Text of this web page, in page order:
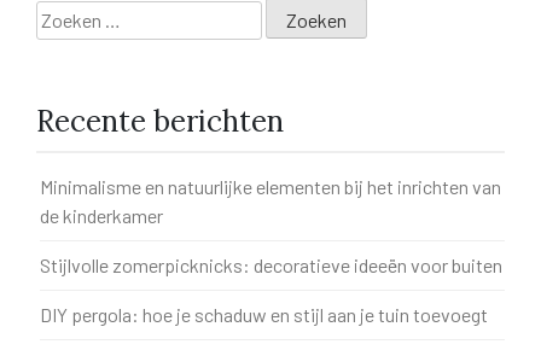
Zoeken
naar:
Recente berichten
Minimalisme en natuurlijke elementen bij het inrichten van
de kinderkamer
Stijlvolle zomerpicknicks: decoratieve ideeën voor buiten
DIY pergola: hoe je schaduw en stijl aan je tuin toevoegt